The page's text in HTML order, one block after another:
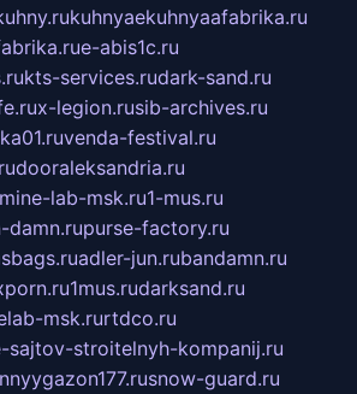
kuhnyaekuhnyaafabrika.ru
e-abis1c.ru
kts-services.rudark-sand.ru
x-legion.rusib-archives.ru
venda-festival.ru
dooraleksandria.ru
mine-lab-msk.ru1-mus.ru
damn.rupurse-factory.ru
adler-jun.rubandamn.ru
1mus.rudarksand.ru
msk.rurtdco.ru
sajtov-stroitelnyh-kompanij.ru
snow-guard.ru